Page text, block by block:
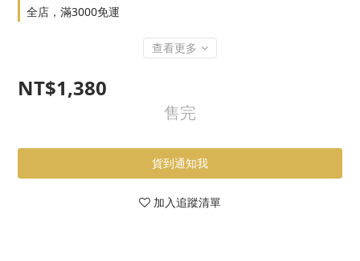
全店，滿3000免運
查看更多
NT$1,380
售完
貨到通知我
加入追蹤清單